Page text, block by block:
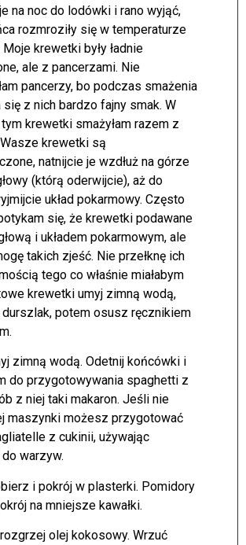
na noc do lodówki i rano wyjąć,
rozmroziły się w temperaturze
krewetki były ładnie
ale z pancerzami. Nie
pancerzy, bo podczas smażenia
z nich bardzo fajny smak. W
krewetki smażyłam razem z
krewetki są
natnijcie je wzdłuż na górze
(którą oderwijcie), aż do
układ pokarmowy. Często
się, że krewetki podawane
i układem pokarmowym, ale
takich zjeść. Nie przełknę ich
tego co właśnie miałabym
krewetki umyj zimną wodą,
durszlak, potem osusz ręcznikiem
zimną wodą. Odetnij końcówki i
do przygotowywania spaghetti z
z niej taki makaron. Jeśli nie
maszynki możesz przygotować
z cukinii, używając
warzyw.
i pokrój w plasterki. Pomidory
na mniejsze kawałki.
olej kokosowy. Wrzuć